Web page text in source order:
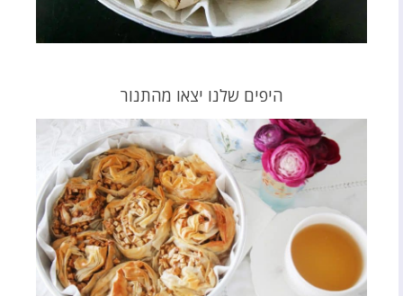
היפים שלנו יצאו מהתנור